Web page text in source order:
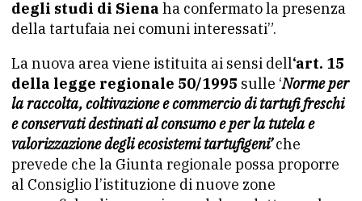
degli studi di Siena ha confermato la presenza
della tartufaia nei comuni interessati”.
La nuova area viene istituita ai sensi dell‘art. 15
della legge regionale 50/1995 sulle ‘Norme per
la raccolta, coltivazione e commercio di tartufi freschi
e conservati destinati al consumo e per la tutela e
valorizzazione degli ecosistemi tartufigeni’che
prevede che la Giunta regionale possa proporre
al Consiglio l’istituzione di nuove zone